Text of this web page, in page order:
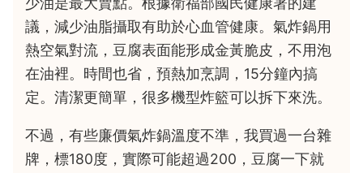
議，減少油脂攝取有助於心血管健康。氣炸鍋用
熱空氣對流，豆腐表面能形成金黃脆皮，不用泡
在油裡。時間也省，預熱加烹調，15分鐘內搞
定。清潔更簡單，很多機型炸籃可以拆下來洗。
不過，有些廉價氣炸鍋溫度不準，我買過一台雜
牌，標180度，實際可能超過200，豆腐一下就